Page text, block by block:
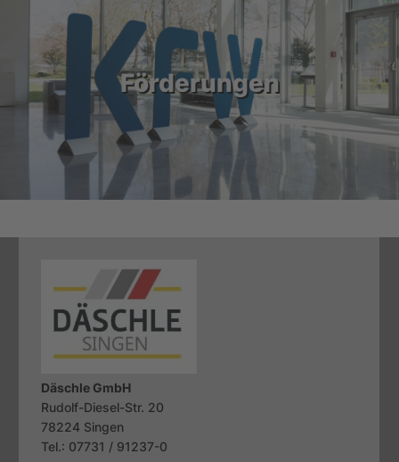
Förderungen
Däschle GmbH
Rudolf-Diesel-Str. 20
78224 Singen
Tel.: 07731 / 91237-0